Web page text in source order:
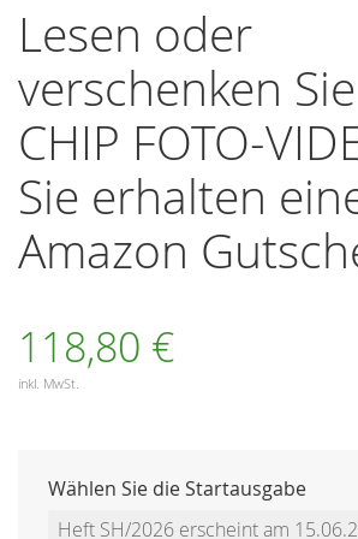
der
Bildergalerie
springen
Lesen oder
verschenken
CHIP FOTO-
Sie erhalten
Amazon
118,80 €
inkl. MwSt.
Wählen Sie die Startausgabe